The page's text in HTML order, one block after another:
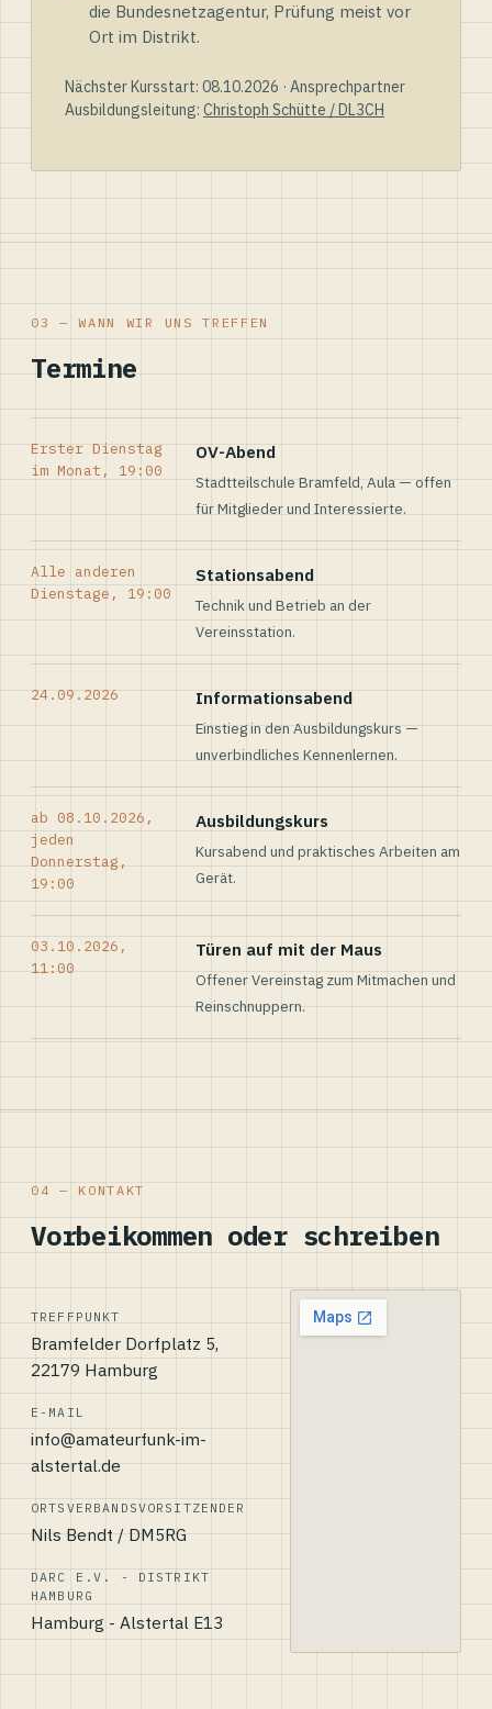
die Bundesnetzagentur, Prüfung meist vor
Ort im Distrikt.
Nächster Kursstart: 08.10.2026 · Ansprechpartner
Ausbildungsleitung: Christoph Schütte / DL3CH
03 — WANN WIR UNS TREFFEN
Termine
Erster Dienstag
im Monat, 19:00
OV-Abend
Stadtteilschule Bramfeld, Aula — offen
für Mitglieder und Interessierte.
Alle anderen
Dienstage, 19:00
Stationsabend
Technik und Betrieb an der
Vereinsstation.
24.09.2026 Informationsabend
Einstieg in den Ausbildungskurs —
unverbindliches Kennenlernen.
ab 08.10.2026,
jeden
Donnerstag,
19:00
Ausbildungskurs
Kursabend und praktisches Arbeiten am
Gerät.
03.10.2026,
11:00
Türen auf mit der Maus
Offener Vereinstag zum Mitmachen und
Reinschnuppern.
04 — KONTAKT
Vorbeikommen oder schreiben
TREFFPUNKT
Bramfelder Dorfplatz 5,
22179 Hamburg
E-MAIL
info@amateurfunk-im-
alstertal.de
ORTSVERBANDSVORSITZENDER
Nils Bendt / DM5RG
DARC E.V. - DISTRIKT
HAMBURG
Hamburg - Alstertal E13